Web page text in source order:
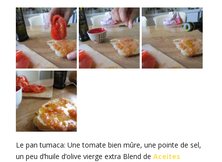
Le pan tumaca: Une tomate bien mûre, une pointe de sel,
un peu d’huile d’olive vierge extra Blend de Aceites